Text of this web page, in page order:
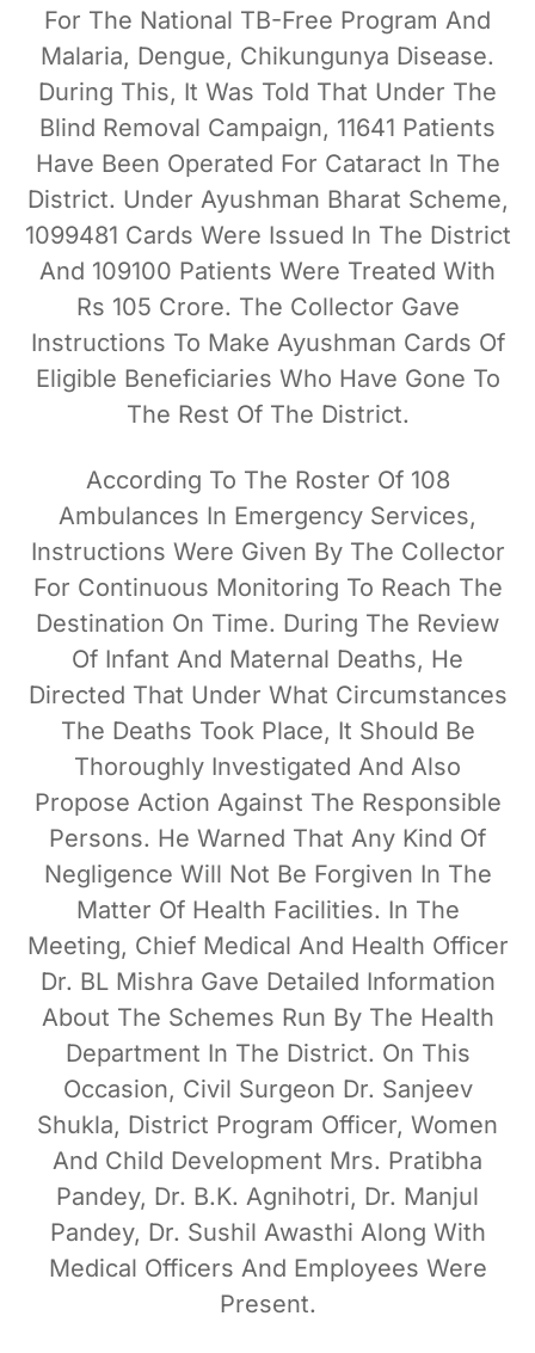
For The National TB-Free Program And
Malaria, Dengue, Chikungunya Disease.
During This, It Was Told That Under The
Blind Removal Campaign, 11641 Patients
Have Been Operated For Cataract In The
District. Under Ayushman Bharat Scheme,
1099481 Cards Were Issued In The District
And 109100 Patients Were Treated With
Rs 105 Crore. The Collector Gave
Instructions To Make Ayushman Cards Of
Eligible Beneficiaries Who Have Gone To
The Rest Of The District.
According To The Roster Of 108
Ambulances In Emergency Services,
Instructions Were Given By The Collector
For Continuous Monitoring To Reach The
Destination On Time. During The Review
Of Infant And Maternal Deaths, He
Directed That Under What Circumstances
The Deaths Took Place, It Should Be
Thoroughly Investigated And Also
Propose Action Against The Responsible
Persons. He Warned That Any Kind Of
Negligence Will Not Be Forgiven In The
Matter Of Health Facilities. In The
Meeting, Chief Medical And Health Officer
Dr. BL Mishra Gave Detailed Information
About The Schemes Run By The Health
Department In The District. On This
Occasion, Civil Surgeon Dr. Sanjeev
Shukla, District Program Officer, Women
And Child Development Mrs. Pratibha
Pandey, Dr. B.K. Agnihotri, Dr. Manjul
Pandey, Dr. Sushil Awasthi Along With
Medical Officers And Employees Were
Present.